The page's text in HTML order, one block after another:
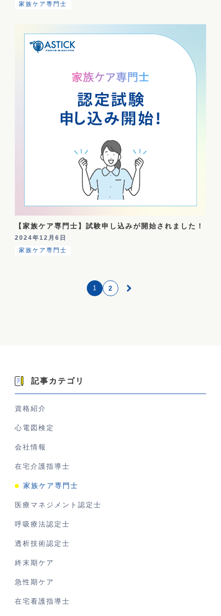
家族ケア専門士
【家族ケア専門士】試験申し込みが開始されました！
2024年12月6日
家族ケア専門士
1 2
記事カテゴリ
資格紹介
心電図検定
会社情報
在宅介護指導士
家族ケア専門士
医療マネジメント認定士
呼吸療法認定士
透析技術認定士
終末期ケア
急性期ケア
在宅看護指導士